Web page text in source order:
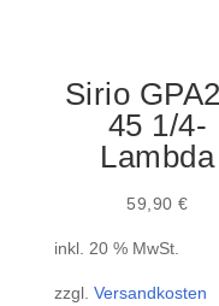
Sirio
45 1/4-
Lambda
59,90€
inkl. 20 % MwSt.
zzgl. Versandkosten